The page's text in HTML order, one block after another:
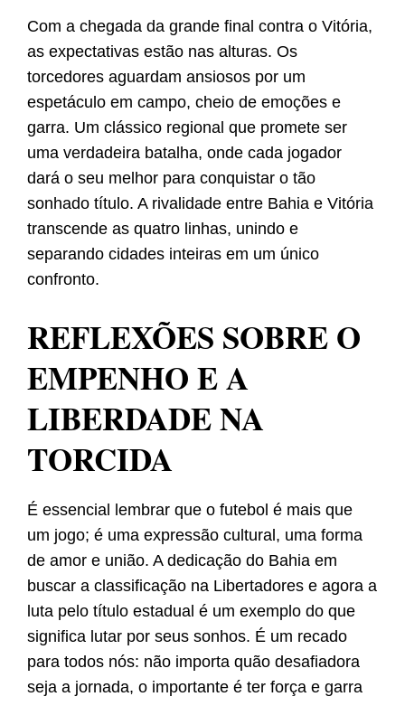
Com a chegada da grande final contra o Vitória,
as expectativas estão nas alturas. Os
torcedores aguardam ansiosos por um
espetáculo em campo, cheio de emoções e
garra. Um clássico regional que promete ser
uma verdadeira batalha, onde cada jogador
dará o seu melhor para conquistar o tão
sonhado título. A rivalidade entre Bahia e Vitória
transcende as quatro linhas, unindo e
separando cidades inteiras em um único
confronto.
REFLEXÕES SOBRE O
EMPENHO E A
LIBERDADE NA
TORCIDA
É essencial lembrar que o futebol é mais que
um jogo; é uma expressão cultural, uma forma
de amor e união. A dedicação do Bahia em
buscar a classificação na Libertadores e agora a
luta pelo título estadual é um exemplo do que
significa lutar por seus sonhos. É um recado
para todos nós: não importa quão desafiadora
seja a jornada, o importante é ter força e garra